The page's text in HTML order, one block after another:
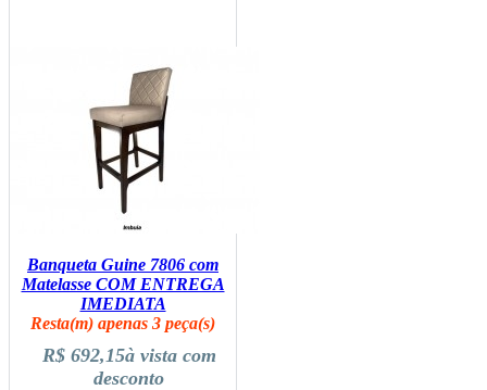
Banqueta Guine 7806 com
Matelasse COM ENTREGA
IMEDIATA
Resta(m) apenas 3 peça(s)
R$ 692,15à vista com
desconto